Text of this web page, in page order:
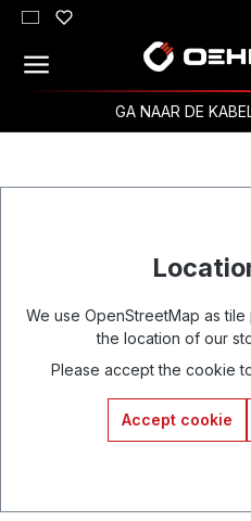
Ga naar de hoofdinhoud
GA NAAR DE
We use OpenStreetMap as
the location of our
Please accept the cookie
Accept cookie